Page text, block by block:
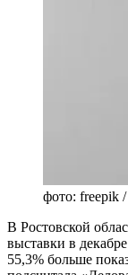
фото: freepik
В Ростовской
выставки в
55,3% больше